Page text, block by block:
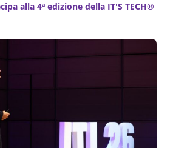
sempre ben presente
è l’unica arma per
e vincerein qualsiasi
riorganizzato le idee ed
con un approccio molto
Infatti, hanno commissionato
più grandi di Italia per fare
mercato ed hanno scoperto
alla 4ª edizione della IT'S TECH®